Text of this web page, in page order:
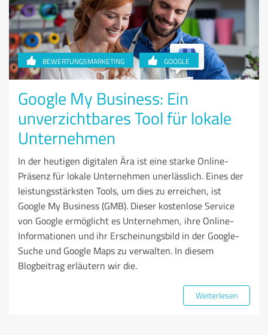
BEWERTUNGSMARKETING GOOGLE
Google My Business: Ein
unverzichtbares Tool für lokale
Unternehmen
In der heutigen digitalen Ära ist eine starke Online-
Präsenz für lokale Unternehmen unerlässlich. Eines der
leistungsstärksten Tools, um dies zu erreichen, ist
Google My Business (GMB). Dieser kostenlose Service
von Google ermöglicht es Unternehmen, ihre Online-
Informationen und ihr Erscheinungsbild in der Google-
Suche und Google Maps zu verwalten. In diesem
Blogbeitrag erläutern wir die.
Weiterlesen